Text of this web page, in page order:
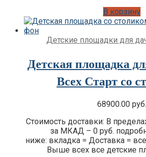
В корзину
Детские площадки для
Детская площадка
Всех Старт со
68900.00 руб.
Стоимость доставки: В
за МКАД – 0 руб.
ниже: вкладка = Доставка =
Выше всех все детские